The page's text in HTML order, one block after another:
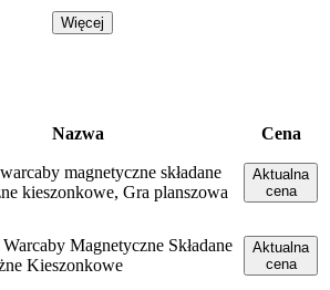
Więcej
Nazwa Cena
magnetyczne składane
kieszonkowe, Gra planszowa
Aktualna
cena
Magnetyczne Składane
Kieszonkowe
Aktualna
cena